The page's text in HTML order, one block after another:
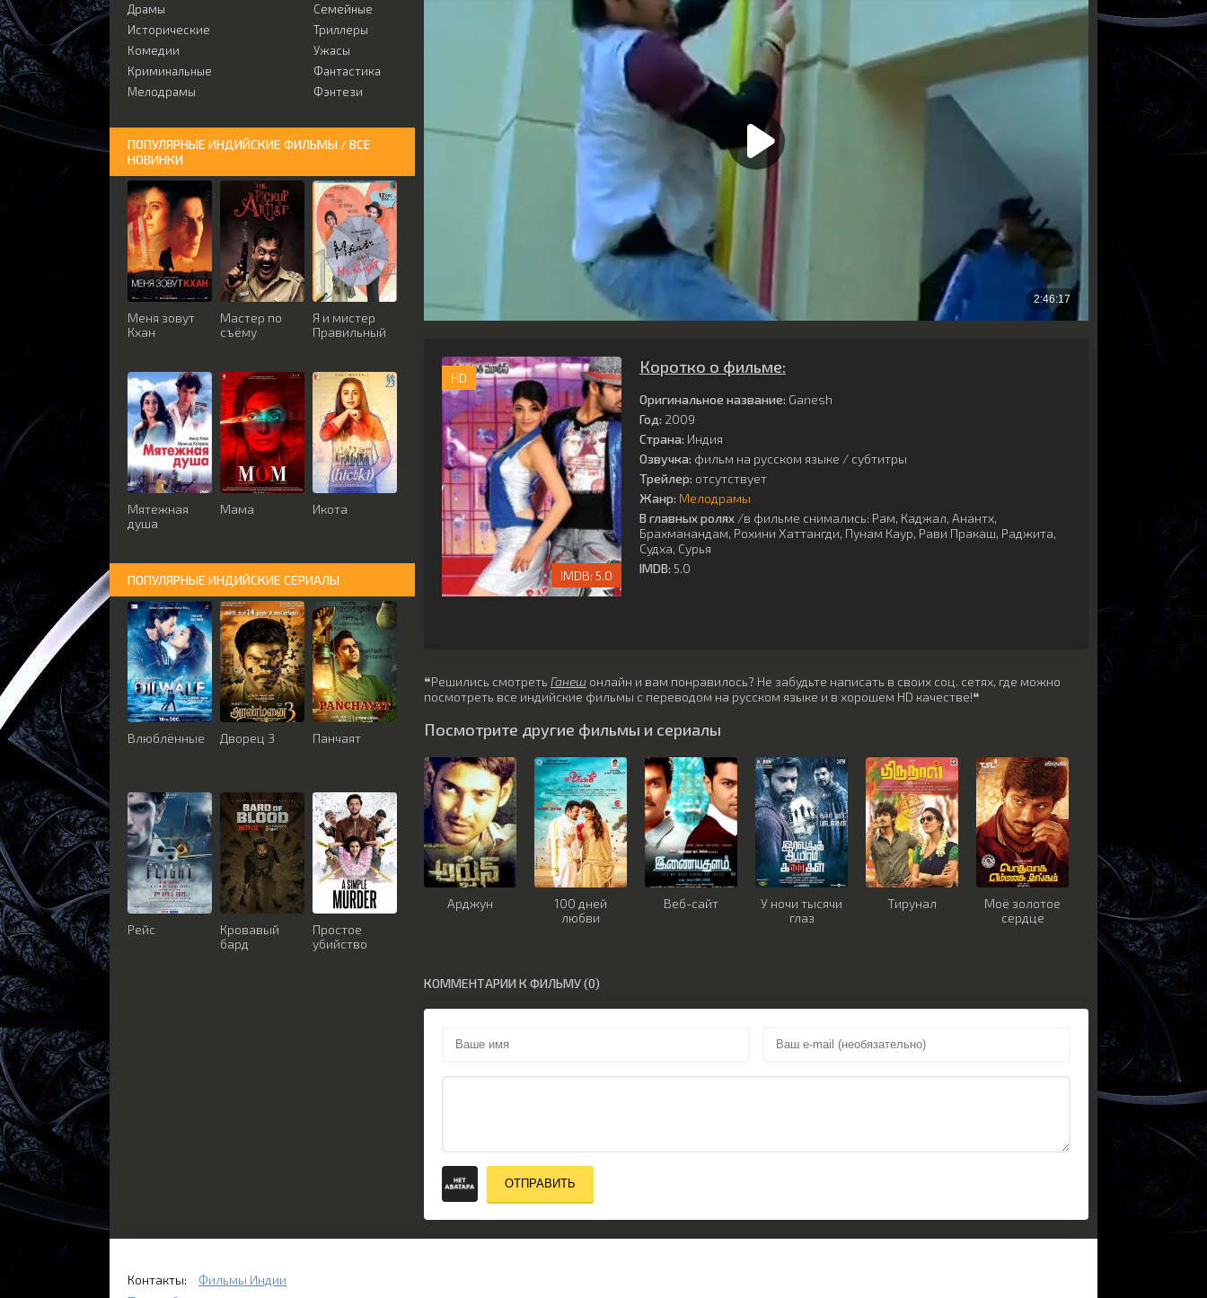
HD
5.0
Коротко о фильме:
Оригинальное название: Ganesh
Год: 2009
Страна: Индия
Озвучка: фильм на русском языке / субтитры
Трейлер: отсутствует
Жанр: Мелодрамы
В главных ролях /в фильме снимались: Рам, Каджал, Анантх,
Брахманандам, Рохини Хаттангди, Пунам Каур, Рави Пракаш, Раджита,
Судха, Сурья
IMDB: 5.0
❝Решились смотреть Ганеш онлайн и вам понравилось? Не забудьте написать в своих соц. сетях, где можно
посмотреть все индийские фильмы с переводом на русском языке и в хорошем HD качестве!❝
Посмотрите другие фильмы и сериалы
Арджун
100 дней
любви
Веб-сайт
У ночи тысячи
глаз
Тирунал
Моё золотое
сердце
КОММЕНТАРИИ К ФИЛЬМУ (0)
ОТПРАВИТЬ
Драмы
Исторические
Комедии
Криминальные
Мелодрамы
Семейные
Триллеры
Ужасы
Фантастика
Фэнтези
ПОПУЛЯРНЫЕ ИНДИЙСКИЕ ФИЛЬМЫ / ВСЕ
НОВИНКИ
Меня зовут
Кхан
Мастер по
съёму
Я и мистер
Правильный
Мятежная
душа
Мама Икота
ПОПУЛЯРНЫЕ ИНДИЙСКИЕ СЕРИАЛЫ
Влюблённые Дворец 3 Панчаят
Рейс
Кровавый
бард
Простое
убийство
Контакты:
Фильмы Индии